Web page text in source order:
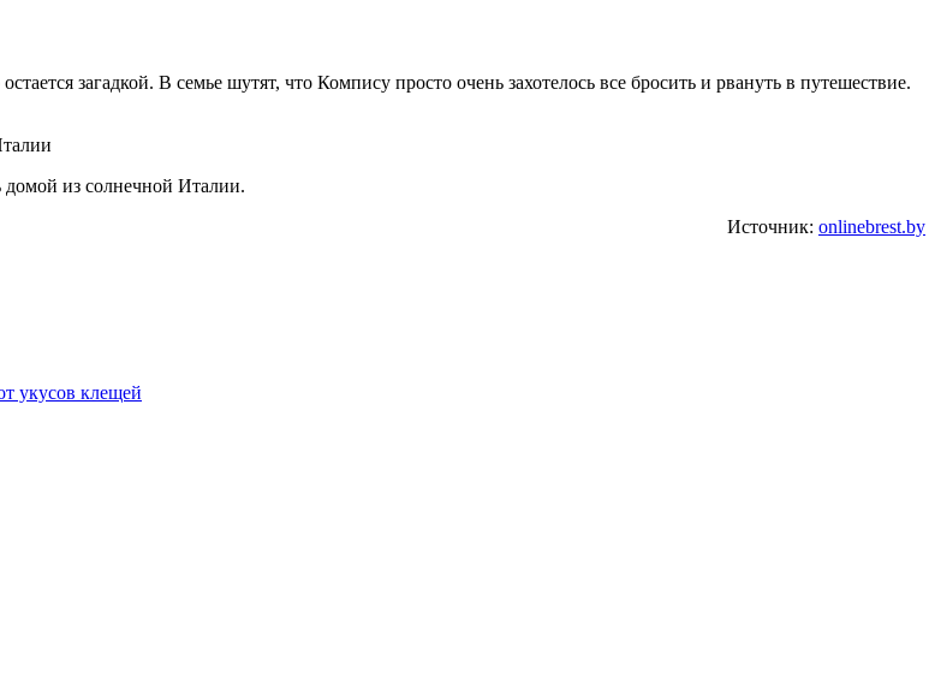
загадкой. В семье шутят, что Компису просто очень захотелось все бросить и рвануть в путешествие.
из солнечной Италии.
Источник: onlinebrest.by
укусов клещей